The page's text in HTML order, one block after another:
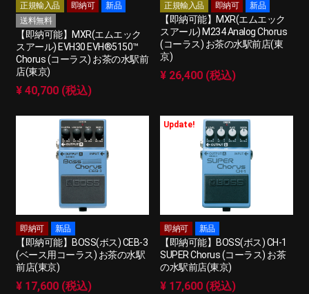
正規輸入品 即納可
新品
送料無料
【即納可能】MXR(エムエック
スアール) EVH30 EVH®5150™
Chorus (コーラス) お茶の水駅前
店(東京)
¥ 40,700 (税込)
正規輸入品 即納可 新品
【即納可能】MXR(エムエック
スアール) M234 Analog Chorus
(コーラス) お茶の水駅前店(東
京)
¥ 26,400 (税込)
即納可 新品
【即納可能】BOSS(ボス) CEB-3
(ベース用コーラス) お茶の水駅
前店(東京)
¥ 17,600 (税込)
Update!
即納可 新品
【即納可能】BOSS(ボス) CH-1
SUPER Chorus (コーラス) お茶
の水駅前店(東京)
¥ 17,600 (税込)